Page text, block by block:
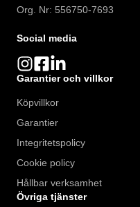
Org. Nr: 556750-7693
Social media
Garantier och villkor
Köpvillkor
Garantier
Integritetspolicy
Cookie policy
Hållbar verksamhet
Övriga tjänster